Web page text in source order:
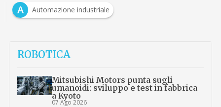
A
Automazione industriale
ROBOTICA
Mitsubishi Motors punta sugli
umanoidi: sviluppo e test in fabbrica
a Kyoto
07 Ago 2026